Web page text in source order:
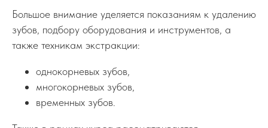
Большое внимание уделяется показаниям к удалению
зубов, подбору оборудования и инструментов, а
также техникам экстракции:
однокорневых зубов,
многокорневых зубов,
временных зубов.